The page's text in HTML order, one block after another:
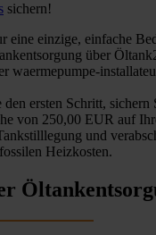
sichern!
eine einzige, einfache
über
waermepumpe-
den ersten Schritt, sichern
von 250,00 EUR auf
und
Heizkosten.